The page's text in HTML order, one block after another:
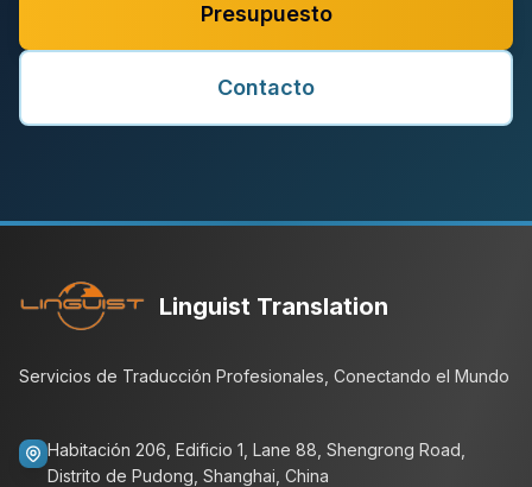
Presupuesto
Contacto
Linguist Translation
Servicios de Traducción Profesionales, Conectando el Mundo
Habitación 206, Edificio 1, Lane 88, Shengrong Road,
Distrito de Pudong, Shanghai, China